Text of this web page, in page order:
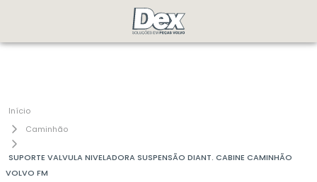
Caminhão
SUPORTE VALVULA NIVELADORA SUSPENSÃO DIANT. CABINE CAMINHÃO
VOLVO FM